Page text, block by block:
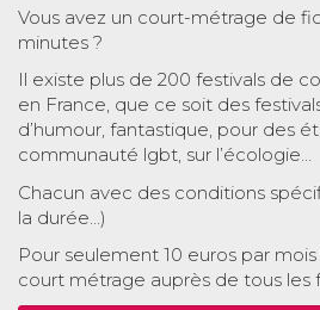
Vous avez un court-métrage de
minutes ?
Il existe plus de 200 festivals de
en France, que ce soit des
d’humour, fantastique, pour des
communauté lgbt, sur l’écologie…
Chacun avec des conditions
la durée…)
Pour seulement 10 euros par
court métrage auprès de tous les